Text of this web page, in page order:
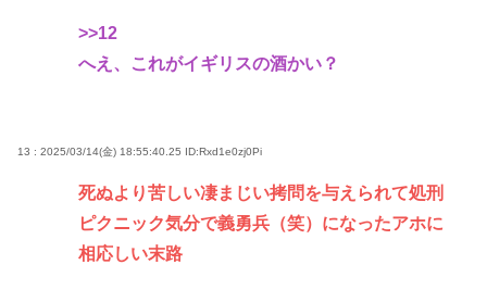
>>12
へえ、これがイギリスの酒かい？
13 : 2025/03/14(金) 18:55:40.25 ID:Rxd1e0zj0Pi
死ぬより苦しい凄まじい拷問を与えられて処刑
ピクニック気分で義勇兵（笑）になったアホに
相応しい末路